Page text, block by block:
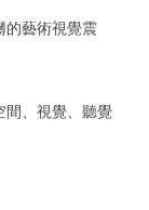
的藝術視覺震
間、視覺、聽覺